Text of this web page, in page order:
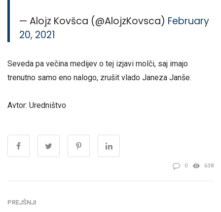
— Alojz Kovšca (@AlojzKovsca) February
20, 2021
Seveda pa večina medijev o tej izjavi molči, saj imajo
trenutno samo eno nalogo, zrušit vlado Janeza Janše.
Avtor: Uredništvo
0 638
PREJŠNJI